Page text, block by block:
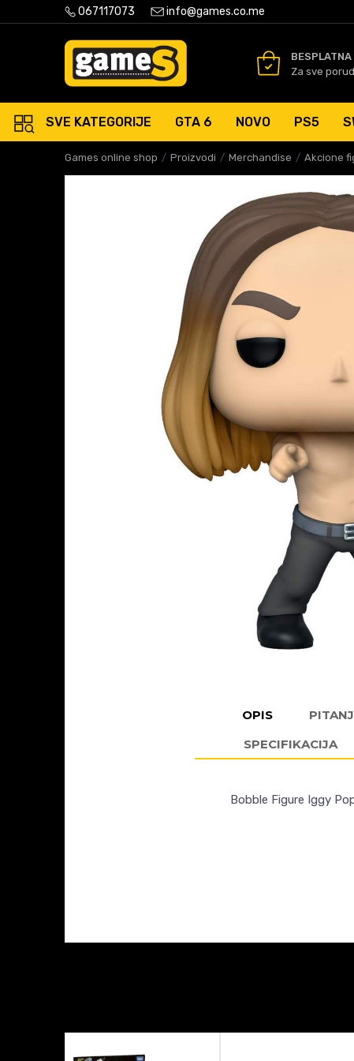
067117073 info@games.co.me
ISPORUKA PORUDŽBINA PREKO 50 EURSIGURNO PLAĆANJE PLATNIM
BESPLATNA
Za sve
SVE KATEGORIJE GTA 6 NOVO PS5
Games online shop Proizvodi Merchandise Akcione
OPIS
SPECIFIKACIJA
Bobble Figure Iggy
AKCIJA-